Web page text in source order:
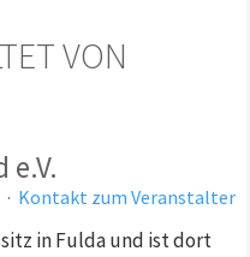
VON
e.V.
· Kontakt zum Veranstalter
in Fulda und ist dort